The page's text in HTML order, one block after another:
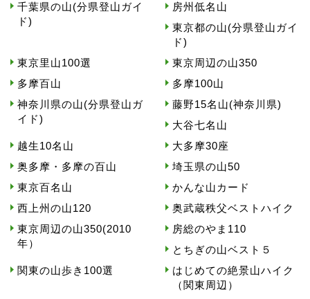
千葉県の山(分県登山ガイ
ド)
房州低名山
東京都の山(分県登山ガイ
ド)
東京里山100選
東京周辺の山350
多摩百山
多摩100山
神奈川県の山(分県登山ガ
イド)
藤野15名山(神奈川県)
大谷七名山
越生10名山
大多摩30座
奥多摩・多摩の百山
埼玉県の山50
東京百名山
かんな山カード
西上州の山120
奥武蔵秩父ベストハイク
東京周辺の山350(2010
年）
房総のやま110
とちぎの山ベスト５
関東の山歩き100選
はじめての絶景山ハイク
（関東周辺）